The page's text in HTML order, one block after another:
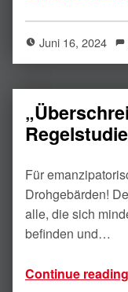
Juni 16, 2024
Für
Drohgebärden!
alle, die sich
befinden und…
Continue reading